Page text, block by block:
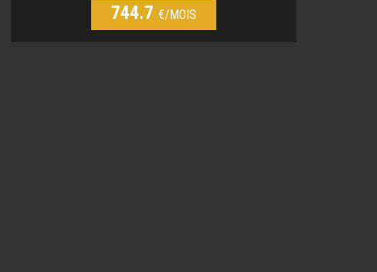
744.7 €/MOIS